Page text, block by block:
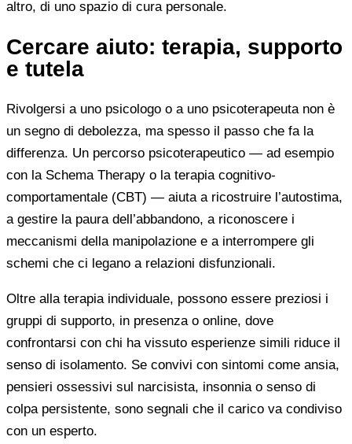
altro, di uno spazio di cura personale.
Cercare aiuto: terapia, supporto
e tutela
Rivolgersi a uno psicologo o a uno psicoterapeuta non è
un segno di debolezza, ma spesso il passo che fa la
differenza. Un percorso psicoterapeutico — ad esempio
con la Schema Therapy o la terapia cognitivo-
comportamentale (CBT) — aiuta a ricostruire l’autostima,
a gestire la paura dell’abbandono, a riconoscere i
meccanismi della manipolazione e a interrompere gli
schemi che ci legano a relazioni disfunzionali.
Oltre alla terapia individuale, possono essere preziosi i
gruppi di supporto, in presenza o online, dove
confrontarsi con chi ha vissuto esperienze simili riduce il
senso di isolamento. Se convivi con sintomi come ansia,
pensieri ossessivi sul narcisista, insonnia o senso di
colpa persistente, sono segnali che il carico va condiviso
con un esperto.